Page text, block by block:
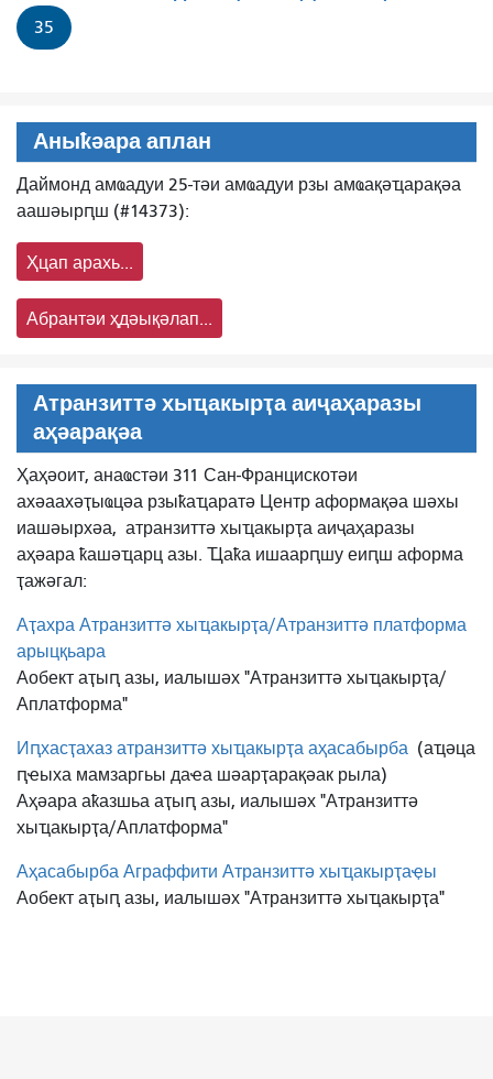
35
Аныҟәара аплан
Даймонд амҩадуи 25-тәи амҩадуи рзы амҩақәҵарақәа
аашәырԥш (#14373):
Ҳцап арахь...
Абрантәи ҳдәықәлап...
Атранзиттә хыҵакырҭа аиҷаҳаразы
аҳәарақәа
Ҳаҳәоит, анаҩстәи 311 Сан-Францискотәи
ахәаахәҭыҩцәа рзыҟаҵаратә Центр аформақәа шәхы
иашәырхәа, атранзиттә хыҵакырҭа аиҷаҳаразы
аҳәара ҟашәҵарц азы. Ҵаҟа ишаарԥшу еиԥш аформа
ҭажәгал:
Аҭахра Атранзиттә хыҵакырҭа/Атранзиттә платформа
арыцқьара
Аобект аҭыԥ азы, иалышәх "Атранзиттә хыҵакырҭа/
Аплатформа"
Иԥхасҭахаз атранзиттә хыҵакырҭа аҳасабырба (аҵәца
ԥҽыха мамзаргьы даҽа шәарҭарақәак рыла)
Аҳәара аҟазшьа аҭыԥ азы, иалышәх "Атранзиттә
хыҵакырҭа/Аплатформа"
Аҳасабырба Аграффити Атранзиттә хыҵакырҭаҿы
Аобект аҭыԥ азы, иалышәх "Атранзиттә хыҵакырҭа"